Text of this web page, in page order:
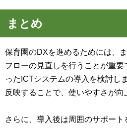
まとめ
保育園のDXを進めるためには、
フローの見直しを行うことが重
ったICTシステムの導入を検討し
反映することで、使いやすさが向
さらに、導入後は周囲のサポー